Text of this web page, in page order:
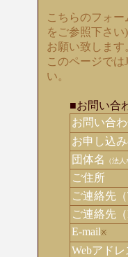
こちらのフォ
をご参照下さい
お願い致します
このページでは
い。
■お問い合
お問い合
お申し込
団体名 （法
ご住所
ご連絡先（
ご連絡先（
E-mail※
Webアドレ